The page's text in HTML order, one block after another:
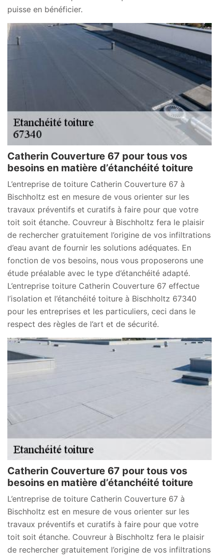
puisse en bénéficier.
Catherin Couverture 67 pour tous vos
besoins en matière d’étanchéité toiture
L’entreprise de toiture Catherin Couverture 67 à
Bischholtz est en mesure de vous orienter sur les
travaux préventifs et curatifs à faire pour que votre
toit soit étanche. Couvreur à Bischholtz fera le plaisir
de rechercher gratuitement l’origine de vos infiltrations
d’eau avant de fournir les solutions adéquates. En
fonction de vos besoins, nous vous proposerons une
étude préalable avec le type d’étanchéité adapté.
L’entreprise toiture Catherin Couverture 67 effectue
l’isolation et l’étanchéité toiture à Bischholtz 67340
pour les entreprises et les particuliers, ceci dans le
respect des règles de l’art et de sécurité.
Catherin Couverture 67 pour tous vos
besoins en matière d’étanchéité toiture
L’entreprise de toiture Catherin Couverture 67 à
Bischholtz est en mesure de vous orienter sur les
travaux préventifs et curatifs à faire pour que votre
toit soit étanche. Couvreur à Bischholtz fera le plaisir
de rechercher gratuitement l’origine de vos infiltrations